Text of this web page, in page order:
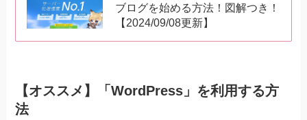
ブログを始める方法！図解つき！
【2024/09/08更新】
【オススメ】「WordPress」を利用する方
法